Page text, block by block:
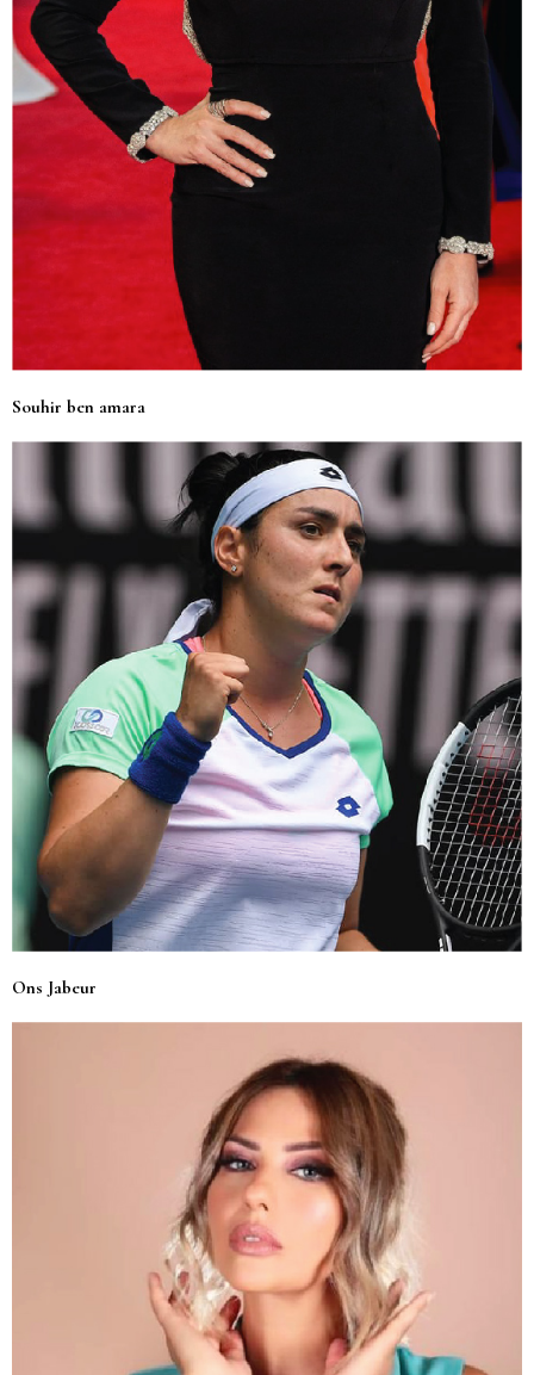
Souhir ben amara
Ons Jabeur